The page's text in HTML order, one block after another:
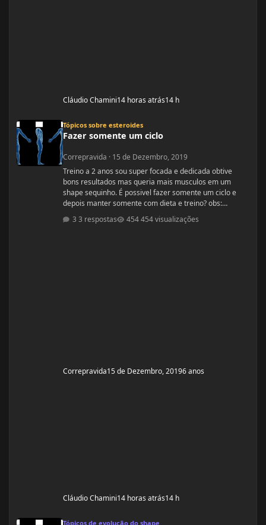
Cláudio Chamini14 horas atrás14 h
Tópicos sobre esteroides
Fazer somente um ciclo
Correpravida · 15 de Dezembro, 2019
Treino a 2 anos sou super focada e dedicada obtive
bons resultados mas queria mais musculos em um
shape sequinho. É possivel fazer somente um ciclo e
depois manter somente com dieta e treino? obs:
desculpe se ja tiver esse tópico, procurei mais não
encontrei
3 respostas 454 visualizações
Correpravida15 de Dezembro, 20196 anos
Cláudio Chamini14 horas atrás14 h
Tópicos de evolução do shape